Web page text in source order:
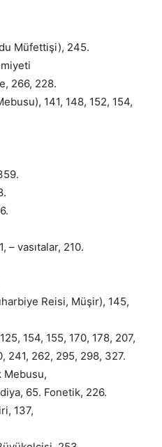
Müfettişi), 245.
266, 228.
141, 148, 152, 154,
– vasıtalar, 210.
Reisi, Müşir), 145,
154, 155, 170, 178, 207,
241, 262, 295, 298, 327.
Mebusu,
65. Fonetik, 226.
137,